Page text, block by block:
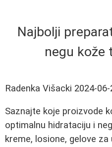
Najbolji
negu kože
Radenka Višacki 2024-
Saznajte koje proizvode
optimalnu hidrataciju i
kreme, losione, gelove za